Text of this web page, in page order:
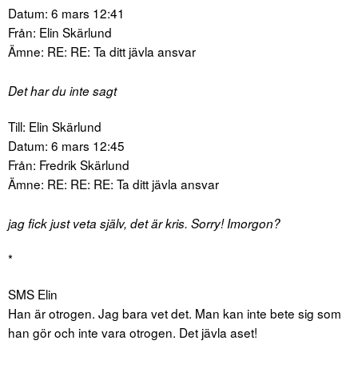
Datum: 6 mars 12:41
Från: Elin Skärlund
Ämne: RE: RE: Ta ditt jävla ansvar
Det har du inte sagt
Till: Elin Skärlund
Datum: 6 mars 12:45
Från: Fredrik Skärlund
Ämne: RE: RE: RE: Ta ditt jävla ansvar
jag fick just veta själv, det är kris. Sorry! Imorgon?
*
SMS Elin
Han är otrogen. Jag bara vet det. Man kan inte bete sig som
han gör och inte vara otrogen. Det jävla aset!